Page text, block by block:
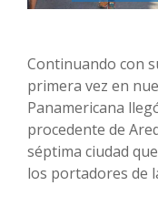
Continuando con
primera vez en
Panamericana
procedente de
séptima ciudad
los portadores de